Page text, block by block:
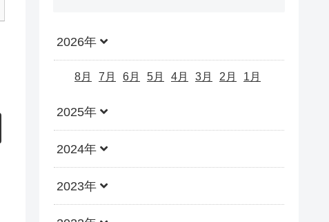
2026年
8月 7月 6月 5月 4月 3月 2月 1月
2025年
2024年
2023年